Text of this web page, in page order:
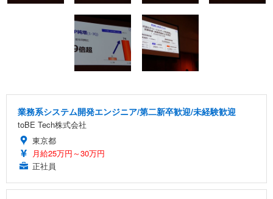
業務系システム開発エンジニア/第二新卒歓迎/未経験歓迎
toBE Tech株式会社
東京都
月給25万円～30万円
正社員